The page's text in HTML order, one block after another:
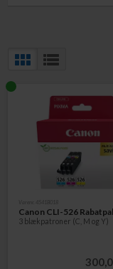
Canon CLI-526
3 blækpatroner (C, M og Y)